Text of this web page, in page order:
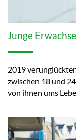
Junge
2019
zwischen 18 und
von ihnen ums